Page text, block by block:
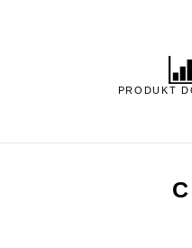
PRODUKT